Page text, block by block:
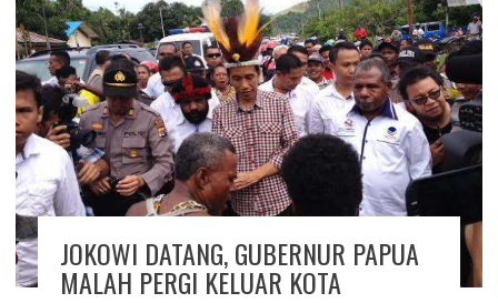
JOKOWI DATANG, GUBERNUR PAPUA
MALAH PERGI KELUAR KOTA